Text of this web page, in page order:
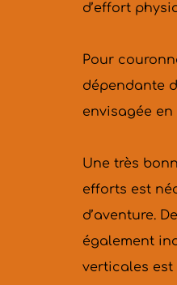
d’effort
Pour
dépendante
envisagée
Une très
efforts est
d’aventure.
également
verticales